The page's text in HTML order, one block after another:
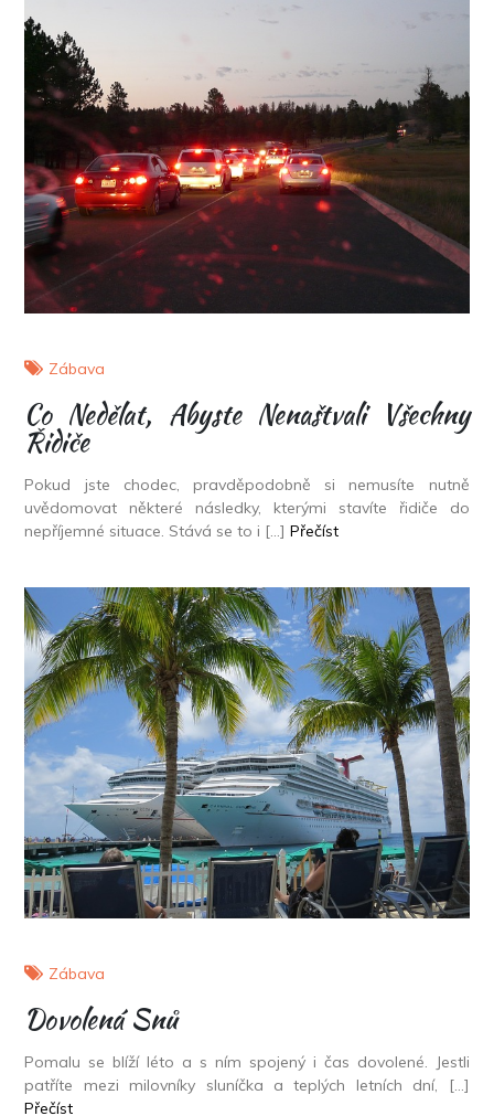
Zábava
Co Nedělat, Abyste Nenaštvali Všechny
Řidiče
Pokud jste chodec, pravděpodobně si nemusíte nutně
uvědomovat některé následky, kterými stavíte řidiče do
nepříjemné situace. Stává se to i […] Přečíst
Zábava
Dovolená Snů
Pomalu se blíží léto a s ním spojený i čas dovolené. Jestli
patříte mezi milovníky sluníčka a teplých letních dní, […]
Přečíst